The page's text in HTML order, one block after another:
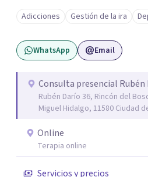
llevado como parte de mi
psicoterapeuta, lo que me
mejor. Nadie puede entender al otro si no se ha puesto en
contacto consigo mismo. Me gustaría acompañarte en
motivo la vida te esta poniendo
para acompañarte y buscar las
estas sufriendo puedo ayudarte
a través del trabajo conjunto de
resignificar y elaborar, para que
ser mas productivo y en general
Adicciones Gestión de la ira
WhatsApp Email
Consulta presencial Rubén
Rubén Darío 36, Rincón del
Miguel Hidalgo, 11580 Ciudad
Online
Terapia online
Servicios y precios